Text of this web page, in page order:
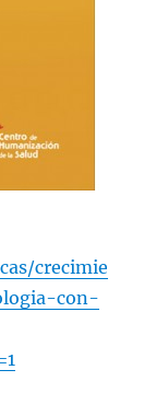
crecimie
con-